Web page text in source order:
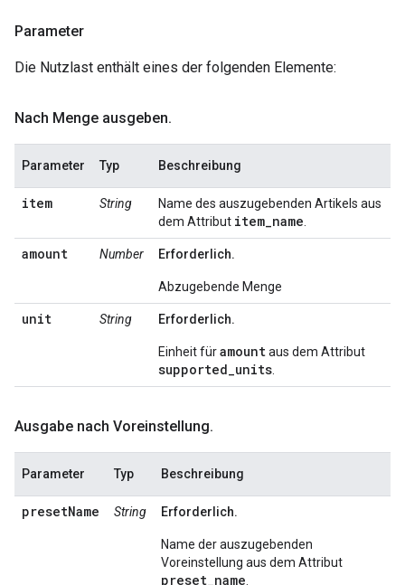
Parameter
Die Nutzlast enthält eines der folgenden Elemente:
Nach Menge ausgeben.
Parameter Typ Beschreibung
item String
Name des auszugebenden Artikels aus
dem Attribut item_name
amount Number Erforderlich.
Abzugebende Menge
unit String Erforderlich.
Einheit füramountaus dem Attribut
supported_units
Ausgabe nach Voreinstellung.
Parameter Typ Beschreibung
presetName String Erforderlich.
Name der auszugebenden
Voreinstellung aus dem Attribut
preset_name